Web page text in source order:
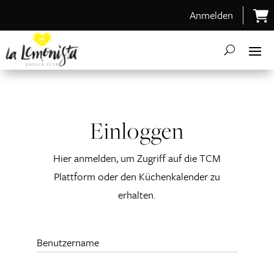
Anmelden
Einloggen
Hier anmelden, um Zugriff auf die TCM
Plattform oder den Küchenkalender zu
erhalten.
Benutzername